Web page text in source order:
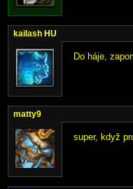
kailash HU
Do háje,
matty9
super, když